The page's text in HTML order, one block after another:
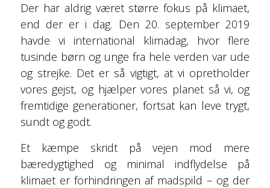
Der har aldrig været større fokus på klimaet,
end der er i dag. Den 20. september 2019
havde vi international klimadag, hvor flere
tusinde børn og unge fra hele verden var ude
og strejke. Det er så vigtigt, at vi opretholder
vores gejst, og hjælper vores planet så vi, og
fremtidige generationer, fortsat kan leve trygt,
sundt og godt.
Et kæmpe skridt på vejen mod mere
bæredygtighed og minimal indflydelse på
klimaet er forhindringen af madspild – og der